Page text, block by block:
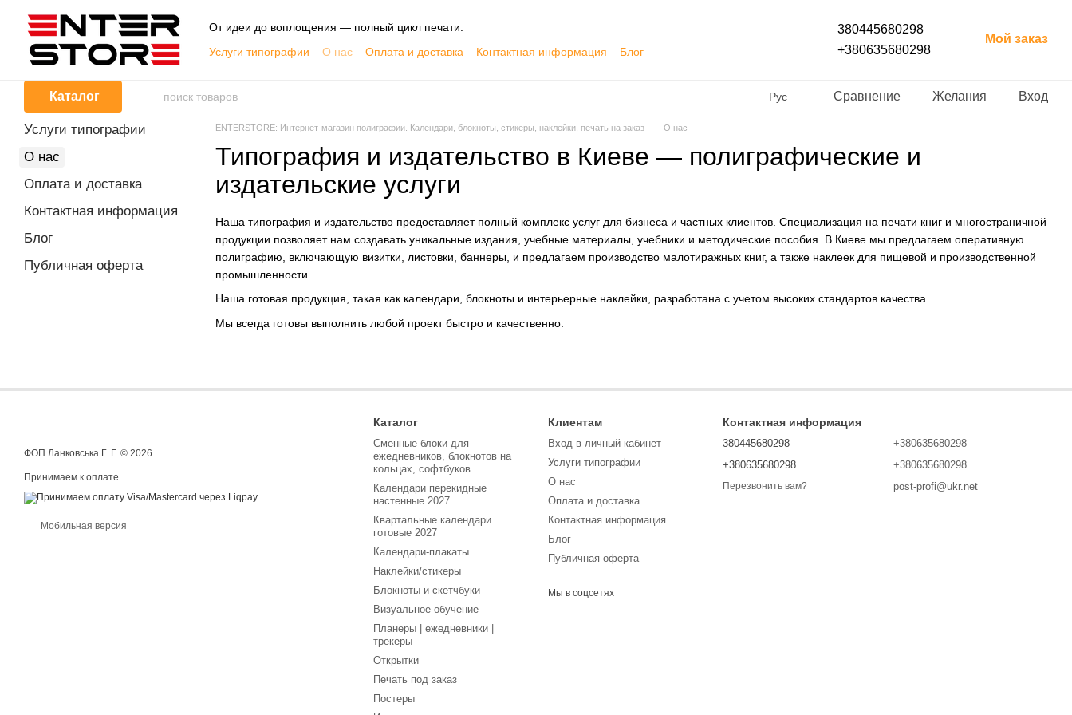
Перейти к основному контенту
От идеи до воплощения — полный цикл печати.
Услуги типографии
О нас Оплата и доставка Контактная информация
Блог
380445680298
+380635680298
Мой заказ
Каталог Рус Сравнение Желания Вход
ENTERSTORE: Интернет-магазин полиграфии. Календари, блокноты, стикеры, наклейки, печать на заказ О нас
Типография и издательство в Киеве — полиграфические и
издательские услуги
Наша типография и издательство предоставляет полный комплекс услуг для бизнеса и частных клиентов. Специализация на печати книг и многостраничной
продукции позволяет нам создавать уникальные издания, учебные материалы, учебники и методические пособия. В Киеве мы предлагаем оперативную
полиграфию, включающую визитки, листовки, баннеры, и предлагаем производство малотиражных книг, а также наклеек для пищевой и производственной
промышленности.
Наша готовая продукция, такая как календари, блокноты и интерьерные наклейки, разработана с учетом высоких стандартов качества.
Мы всегда готовы выполнить любой проект быстро и качественно.
Услуги типографии
О нас
Оплата и доставка
Контактная информация
Блог
Публичная оферта
ФОП Ланковська Г. Г. © 2026
Принимаем к оплате
Мобильная версия
Каталог
Сменные блоки для
ежедневников, блокнотов на
кольцах, софтбуков
Календари перекидные
настенные 2027
Квартальные календари
готовые 2027
Календари-плакаты
Наклейки/стикеры
Блокноты и скетчбуки
Визуальное обучение
Планеры | ежедневники |
трекеры
Открытки
Печать под заказ
Постеры
Клиентам
Вход в личный кабинет
Услуги типографии
О нас
Оплата и доставка
Контактная информация
Блог
Публичная оферта
Мы в соцсетях
Контактная информация
380445680298
+380635680298
Перезвонить вам?
+380635680298
+380635680298
post-profi@ukr.net